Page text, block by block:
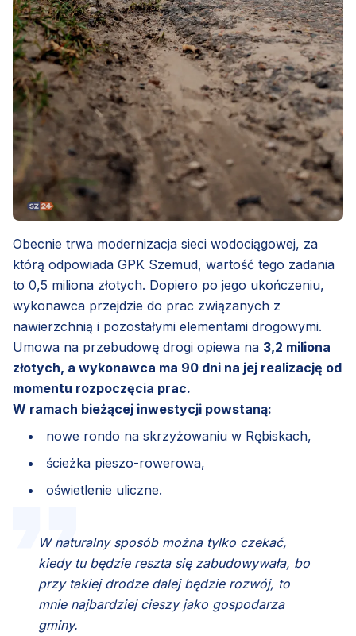
Obecnie trwa modernizacja sieci wodociągowej, za
którą odpowiada GPK Szemud, wartość tego zadania
to 0,5 miliona złotych. Dopiero po jego ukończeniu,
wykonawca przejdzie do prac związanych z
nawierzchnią i pozostałymi elementami drogowymi.
Umowa na przebudowę drogi opiewa na 3,2 miliona
złotych, a wykonawca ma 90 dni na jej realizację od
momentu rozpoczęcia prac.
W ramach bieżącej inwestycji powstaną:
nowe rondo na skrzyżowaniu w Rębiskach,
ścieżka pieszo-rowerowa,
oświetlenie uliczne.
W naturalny sposób można tylko czekać,
kiedy tu będzie reszta się zabudowywała, bo
przy takiej drodze dalej będzie rozwój, to
mnie najbardziej cieszy jako gospodarza
gminy.